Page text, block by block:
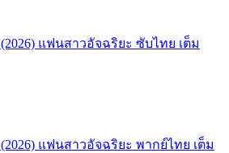
(2026) แฟนสาวอัจฉริยะ ซับไทย เต็ม
(2026) แฟนสาวอัจฉริยะ พากย์ไทย เต็ม